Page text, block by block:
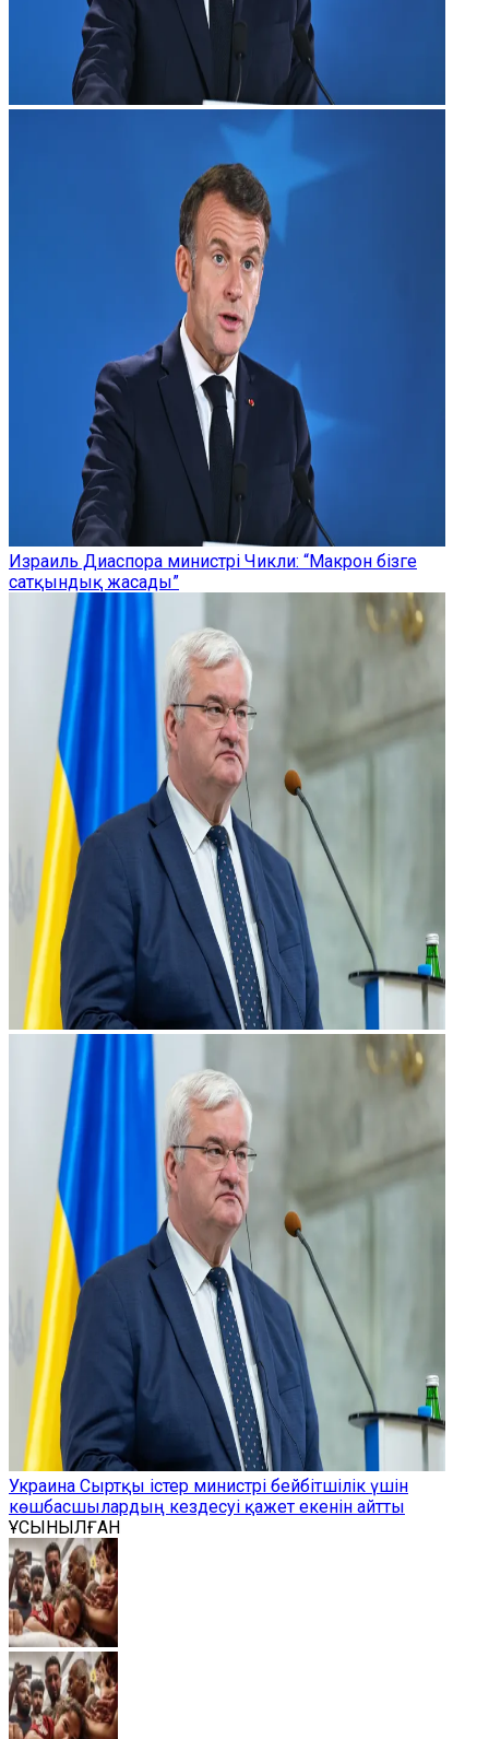
Израиль Диаспора министрі Чикли: “Макрон бізге
сатқындық жасады”
Украина Сыртқы істер министрі бейбітшілік үшін
көшбасшылардың кездесуі қажет екенін айтты
ҰСЫНЫЛҒАН